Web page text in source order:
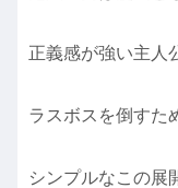
正義感が強い主人
ラスボスを倒すた
シンプルなこの展